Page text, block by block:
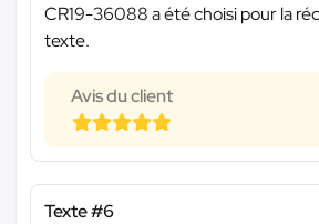
CR19-36088 a été choisi pour la
texte.
Avis du client
Texte #6